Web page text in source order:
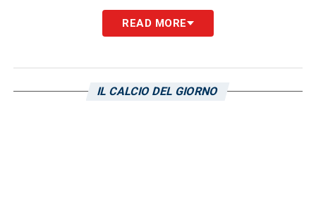
isolani in campionato: 16 vittorie e 7 pareggi
oltre a 12 clean sheet. L’unico successo del
favore dei sardi.
READ MORE
IL CALCIO DEL GIORNO